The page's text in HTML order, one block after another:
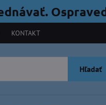
KONTAKT
Hľadať